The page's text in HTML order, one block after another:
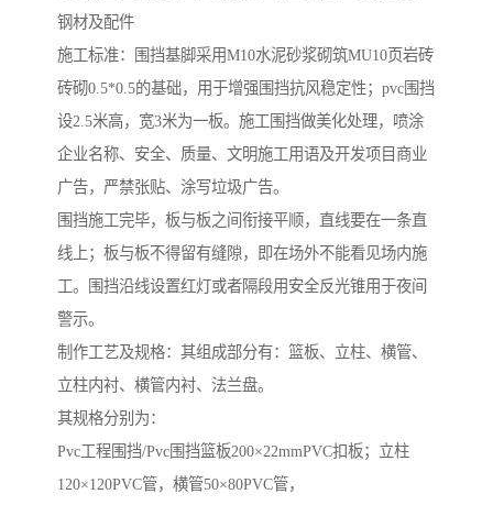
钢材及配件
施工标准：围挡基脚采用M10水泥砂浆砌筑MU10页岩砖
砖砌0.5*0.5的基础，用于增强围挡抗风稳定性；pvc围挡
设2.5米高，宽3米为一板。施工围挡做美化处理，喷涂
企业名称、安全、质量、文明施工用语及开发项目商业
广告，严禁张贴、涂写垃圾广告。
围挡施工完毕，板与板之间衔接平顺，直线要在一条直
线上；板与板不得留有缝隙，即在场外不能看见场内施
工。围挡沿线设置红灯或者隔段用安全反光锥用于夜间
警示。
制作工艺及规格：其组成部分有：篮板、立柱、横管、
立柱内衬、横管内衬、法兰盘。
其规格分别为：
Pvc工程围挡/Pvc围挡篮板200×22mmPVC扣板；立柱
120×120PVC管，横管50×80PVC管，